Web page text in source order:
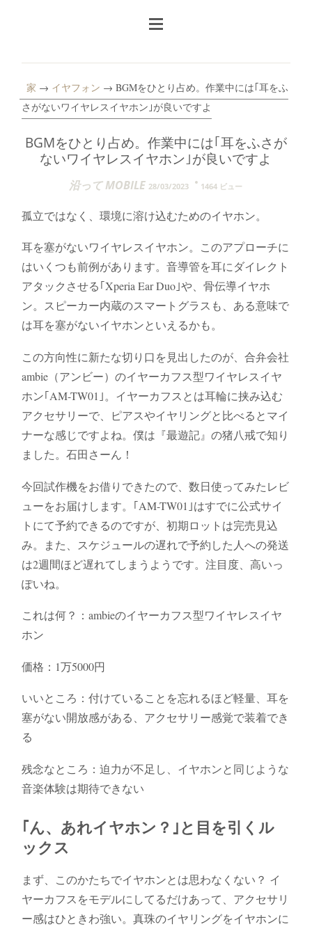
家 → イヤフォン → BGMをひとり占め。作業中には｢耳をふ
さがないワイヤレスイヤホン｣が良いですよ
BGMをひとり占め。作業中には｢耳をふさが
ないワイヤレスイヤホン｣が良いですよ
沿って MOBILE 28/03/2023 1464 ビュー
孤立ではなく、環境に溶け込むためのイヤホン。
耳を塞がないワイヤレスイヤホン。このアプローチに
はいくつも前例があります。音導管を耳にダイレクト
アタックさせる｢Xperia Ear Duo｣や、骨伝導イヤホ
ン。スピーカー内蔵のスマートグラスも、ある意味で
は耳を塞がないイヤホンといえるかも。
この方向性に新たな切り口を見出したのが、合弁会社
ambie（アンビー）のイヤーカフス型ワイヤレスイヤ
ホン｢AM-TW01｣。イヤーカフスとは耳輪に挟み込む
アクセサリーで、ピアスやイヤリングと比べるとマイ
ナーな感じですよね。僕は『最遊記』の猪八戒で知り
ました。石田さーん！
今回試作機をお借りできたので、数日使ってみたレビ
ューをお届けします。｢AM-TW01｣はすでに公式サイ
トにて予約できるのですが、初期ロットは完売見込
み。また、スケジュールの遅れで予約した人への発送
は2週間ほど遅れてしまうようです。注目度、高いっ
ぽいね。
これは何？：ambieのイヤーカフス型ワイヤレスイヤ
ホン
価格：1万5000円
いいところ：付けていることを忘れるほど軽量、耳を
塞がない開放感がある、アクセサリー感覚で装着でき
る
残念なところ：迫力が不足し、イヤホンと同じような
音楽体験は期待できない
｢ん、あれイヤホン？｣と目を引くル
ックス
まず、このかたちでイヤホンとは思わなくない？ イ
ヤーカフスをモデルにしてるだけあって、アクセサリ
ー感はひときわ強い。真珠のイヤリングをイヤホンに